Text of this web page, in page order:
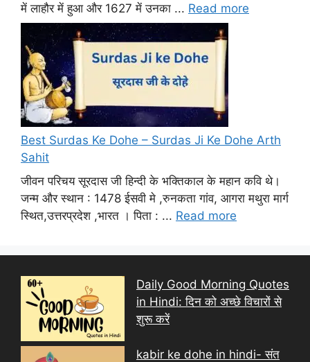
में लाहौर में हुआ और 1627 में उनका ... Read more
Best Surdas Ke Dohe – Surdas Ji Ke Dohe Arth
Sahit
जीवन परिचय सूरदास जी हिन्दी के भक्तिकाल के महान कवि थे।
जन्म और स्थान : 1478 ईसवी मे ,रुनकता गांव, आगरा मथुरा मार्ग
स्थित,उत्तरप्रदेश ,भारत । पिता : ... Read more
Daily Good Morning Quotes
in Hindi: दिन को अच्छे विचारों से
शुरू करें
kabir ke dohe in hindi- संत